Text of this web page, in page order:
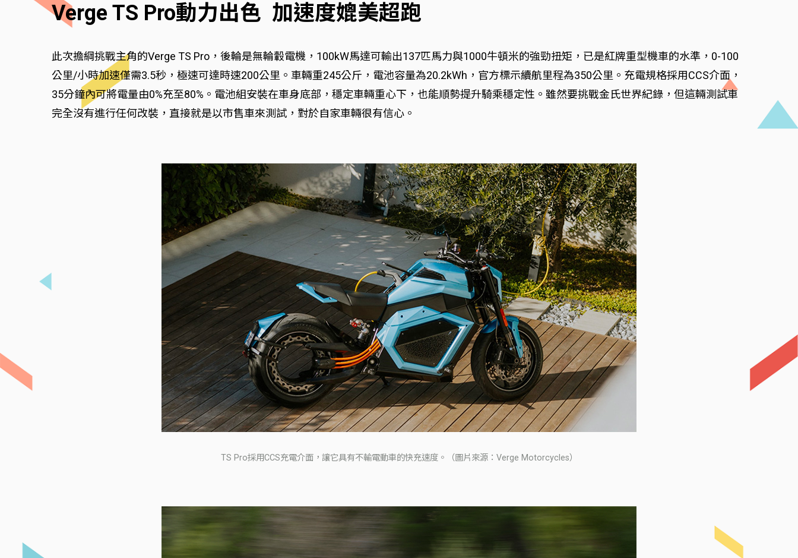
Verge TS Pro動力出色 加速度媲美超跑
此次擔綱挑戰主角的Verge TS Pro，後輪是無輪轂電機，100kW馬達可輸出137匹馬力與1000牛頓米的強勁扭矩，已是紅牌重型機車的水準，0-100
公里/小時加速僅需3.5秒，極速可達時速200公里。車輛重245公斤，電池容量為20.2kWh，官方標示續航里程為350公里。充電規格採用CCS介面，
35分鐘內可將電量由0%充至80%。電池組安裝在車身底部，穩定車輛重心下，也能順勢提升騎乘穩定性。雖然要挑戰金氏世界紀錄，但這輛測試車
完全沒有進行任何改裝，直接就是以市售車來測試，對於自家車輛很有信心。
TS Pro採用CCS充電介面，讓它具有不輸電動車的快充速度。（圖片來源：Verge Motorcycles）